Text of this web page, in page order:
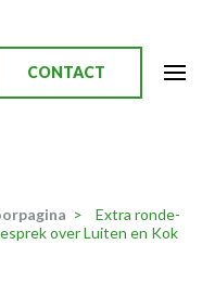
CONTACT
>
Extra ronde-
over Luiten en Kok